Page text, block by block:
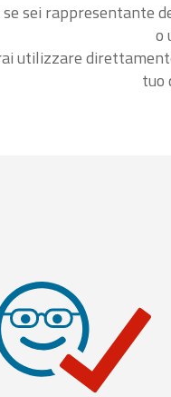
sei rappresentante
o
utilizzare
tuo